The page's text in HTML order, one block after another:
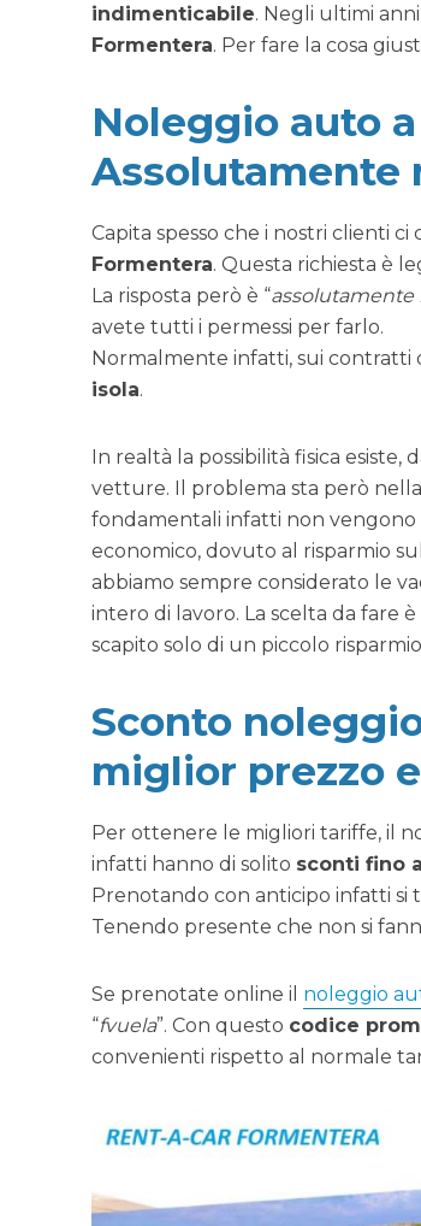
indimenticabile. Negli ultimi
Formentera. Per fare la cosa
Noleggio auto
Assolutamente
Capita spesso che i nostri clienti ci
Formentera. Questa richiesta è
La risposta però è “assolutamente
avete tutti i permessi per farlo.
Normalmente infatti, sui contratti
isola.
In realtà la possibilità fisica
vetture. Il problema sta però nella
fondamentali infatti non
economico, dovuto al risparmio
abbiamo sempre considerato le
intero di lavoro. La scelta da fare
scapito solo di un piccolo
Sconto
miglior prezzo
Per ottenere le migliori tariffe, il
infatti hanno di solito sconti fino
Prenotando con anticipo infatti si
Tenendo presente che non si
Se prenotate online il noleggio
“fvuela”. Con questo codice
convenienti rispetto al normale